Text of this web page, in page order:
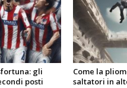
gli
posti
Come la
saltatori in